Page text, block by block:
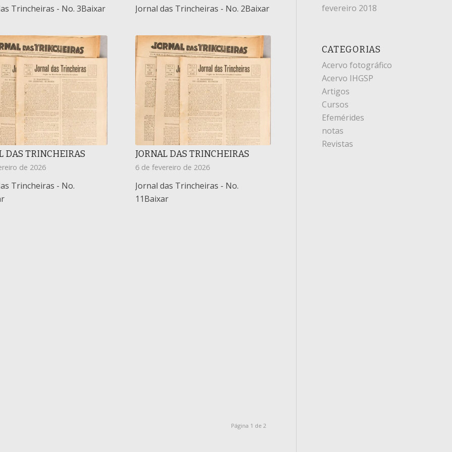
Trincheiras - No. 3Baixar Jornal das Trincheiras - No. 2Baixar
DAS TRINCHEIRAS
de 2026
Trincheiras - No.
JORNAL DAS TRINCHEIRAS
6 de fevereiro de 2026
Jornal das Trincheiras - No.
11Baixar
Página 1 de 2
fevereiro 2018
CATEGORIAS
Acervo fotográfico
Acervo IHGSP
Artigos
Cursos
Efemérides
notas
Revistas